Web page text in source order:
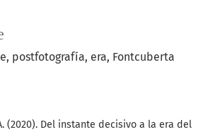
postfotografía era Fontcuberta
(2020). Del instante decisivo a la era del